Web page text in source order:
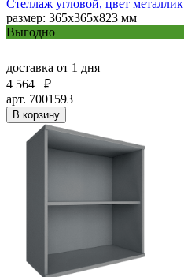
Стеллаж угловой, цвет металлик
размер: 365х365х823 мм
Выгодно
доставка от 1 дня
4 564
₽
арт. 7001593
В корзину